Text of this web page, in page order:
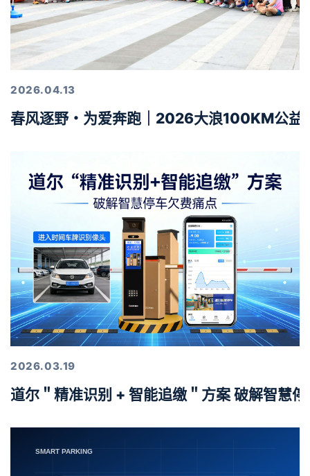
2026.04.13
春风逐野・为爱奔跑｜2026大浪100KM公益
2026.03.19
道尔＂精准识别 + 智能追缴＂方案 破解智慧